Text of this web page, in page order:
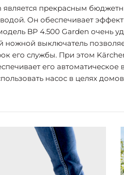
прекрасным
Он обеспечивает
BP 4.500 Garden очень
выключатель
его службы. При этом
его
насос в целях